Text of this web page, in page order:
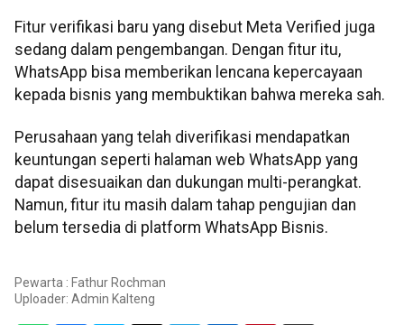
Fitur verifikasi baru yang disebut Meta Verified juga
sedang dalam pengembangan. Dengan fitur itu,
WhatsApp bisa memberikan lencana kepercayaan
kepada bisnis yang membuktikan bahwa mereka sah.
Perusahaan yang telah diverifikasi mendapatkan
keuntungan seperti halaman web WhatsApp yang
dapat disesuaikan dan dukungan multi-perangkat.
Namun, fitur itu masih dalam tahap pengujian dan
belum tersedia di platform WhatsApp Bisnis.
Pewarta : Fathur Rochman
Uploader: Admin Kalteng